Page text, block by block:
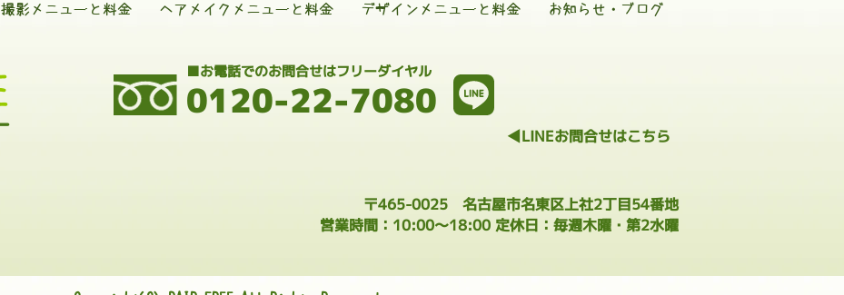
撮影メニューと料金 ヘアメイクメニューと料金 デザインメニューと料金 お知らせ・ブログ
0120-22-7080
■お電話でのお問合せはフリーダイヤル
◀LINEお問合せはこちら
〒465-0025 名古屋市名東区上社2丁目54番地
営業時間：10:00～18:00 定休日：毎週木曜・第2水曜